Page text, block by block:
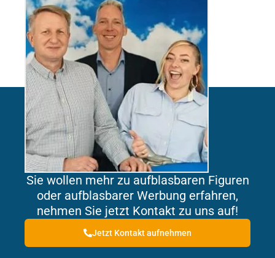
Sie wollen mehr zu aufblasbaren Figuren
oder aufblasbarer Werbung erfahren,
nehmen Sie jetzt Kontakt zu uns auf!
Jetzt Kontakt aufnehmen